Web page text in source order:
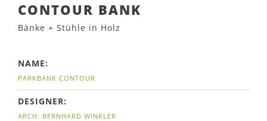
CONTOUR BANK
Bänke + Stühle in Holz
NAME:
PARKBANK CONTOUR
DESIGNER:
ARCH. BERNHARD WINKLER